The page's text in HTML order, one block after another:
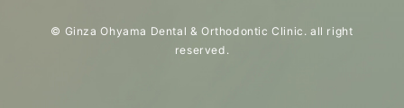
© Ginza Ohyama Dental & Orthodontic Clinic. all right
reserved.